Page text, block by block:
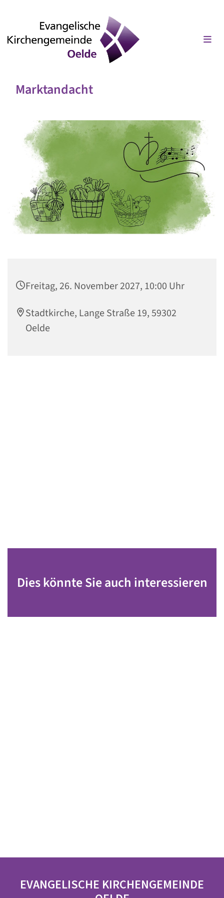
Marktandacht
Freitag, 26. November 2027, 10:00 Uhr
Stadtkirche, Lange Straße 19, 59302
Oelde
Dies könnte Sie auch interessieren
EVANGELISCHE KIRCHENGEMEINDE